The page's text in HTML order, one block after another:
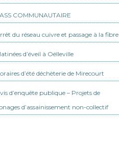
COMMUNAUTAIRE
du réseau cuivre et passage à la fibre
d’éveil à Oëlleville
d’été déchèterie de Mirecourt
d’enquête publique – Projets de
d’assainissement non-collectif